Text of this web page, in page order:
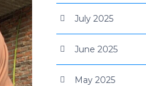
July 2025
June 2025
May 2025